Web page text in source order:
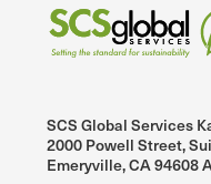
SCS Global Services
2000 Powell Street,
Emeryville, CA 94608